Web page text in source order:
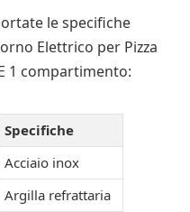
le specifiche
Elettrico per Pizza
1 compartimento:
Specifiche
Acciaio inox
Argilla refrattaria